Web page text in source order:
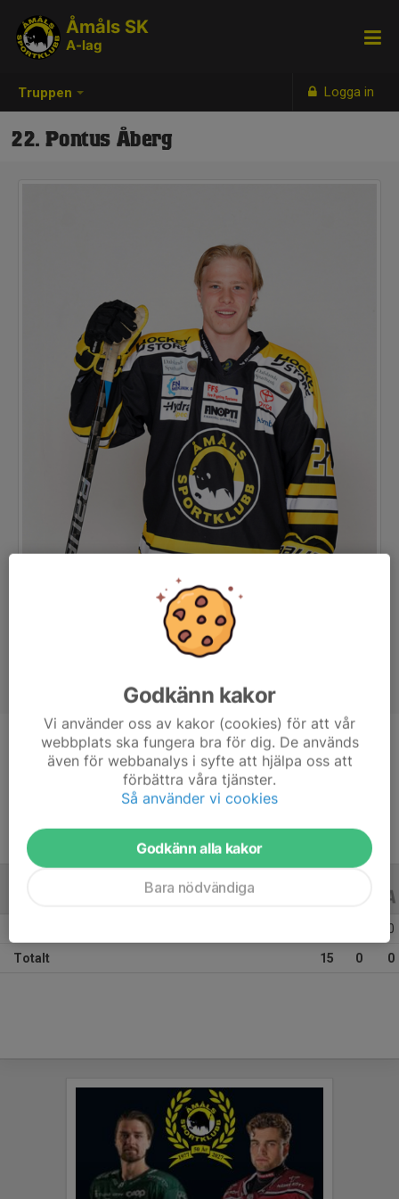
Truppen Logga in
Åmåls SK
A-lag
22. Pontus Åberg
Position
Forward
23 år
JUNIOR-/UNGDOMSSERIER 22/23
0
Totalt 15 0 0
Godkänn kakor
Vi använder oss av kakor (cookies) för att vår
webbplats ska fungera bra för dig. De används
även för webbanalys i syfte att hjälpa oss att
förbättra våra tjänster.
Så använder vi cookies
Godkänn alla kakor
Bara nödvändiga